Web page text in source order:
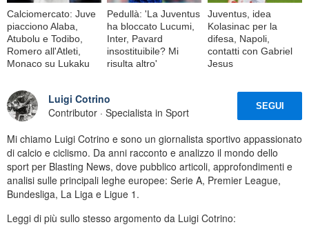
Calciomercato: Juve
piacciono Alaba,
Atubolu e Todibo,
Romero all'Atleti,
Monaco su Lukaku
Pedullà: 'La Juventus
ha bloccato Lucumi,
Inter, Pavard
insostituibile? Mi
risulta altro'
Juventus, idea
Kolasinac per la
difesa, Napoli,
contatti con Gabriel
Jesus
Luigi Cotrino
Contributor · Specialista in Sport
SEGUI
Mi chiamo Luigi Cotrino e sono un giornalista sportivo appassionato
di calcio e ciclismo. Da anni racconto e analizzo il mondo dello
sport per Blasting News, dove pubblico articoli, approfondimenti e
analisi sulle principali leghe europee: Serie A, Premier League,
Bundesliga, La Liga e Ligue 1.
Leggi di più sullo stesso argomento da Luigi Cotrino: